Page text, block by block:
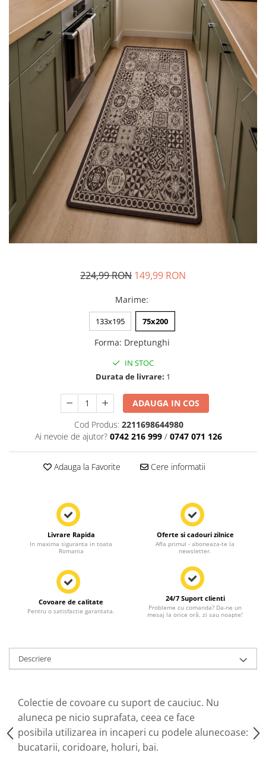
224,99 RON 149,99 RON
Marime:
133x195 75x200
Forma: Dreptunghi
IN STOC
Durata de livrare: 1
ADAUGA IN COS
Cod Produs: 2211698644980
Ai nevoie de ajutor? 0742 216 999 / 0747 071 126
Adauga la Favorite Cere informatii
Livrare Rapida
In maxima siguranta in toata
Romania
Oferte si cadouri zilnice
Afla primul - aboneaza-te la
newsletter.
Covoare de calitate
Pentru o satisfactie garantata.
24/7 Suport clienti
Probleme cu comanda? Da-ne un
mesaj la orice oră, zi sau noapte!
Descriere
Colectie de covoare cu suport de cauciuc. Nu
aluneca pe nicio suprafata, ceea ce face
posibila utilizarea in incaperi cu podele alunecoase:
bucatarii, coridoare, holuri, bai.